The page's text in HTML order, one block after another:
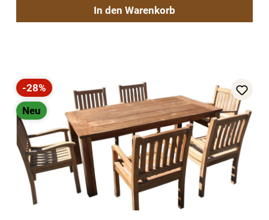
In den Warenkorb
Rabatt
-28%
Neu